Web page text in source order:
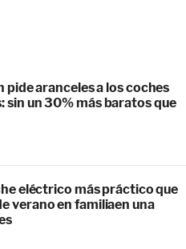
aranceles a los coches
un 30% más baratos que
eléctrico más práctico que
verano en familiaen una